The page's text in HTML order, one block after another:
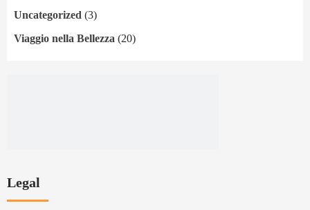
Uncategorized (3)
Viaggio nella Bellezza (20)
Legal